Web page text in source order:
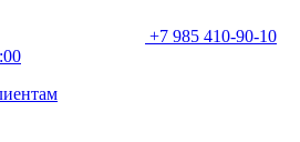
+7 985 410-90-10